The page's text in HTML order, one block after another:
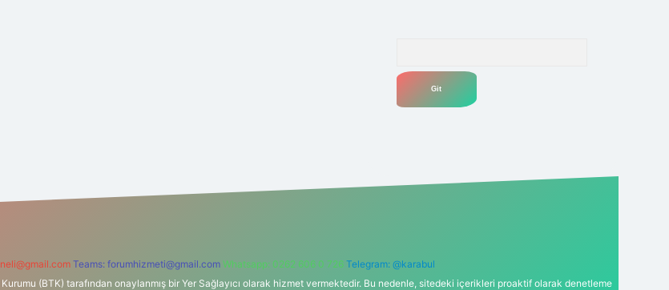
Teams: forumhizmeti@gmail.com Whatsapp: 0262 606 0 726 Telegram: @karabul
(BTK) tarafından onaylanmış bir Yer Sağlayıcı olarak hizmet vermektedir. Bu nedenle, sitedeki içerikleri proaktif olarak denetleme